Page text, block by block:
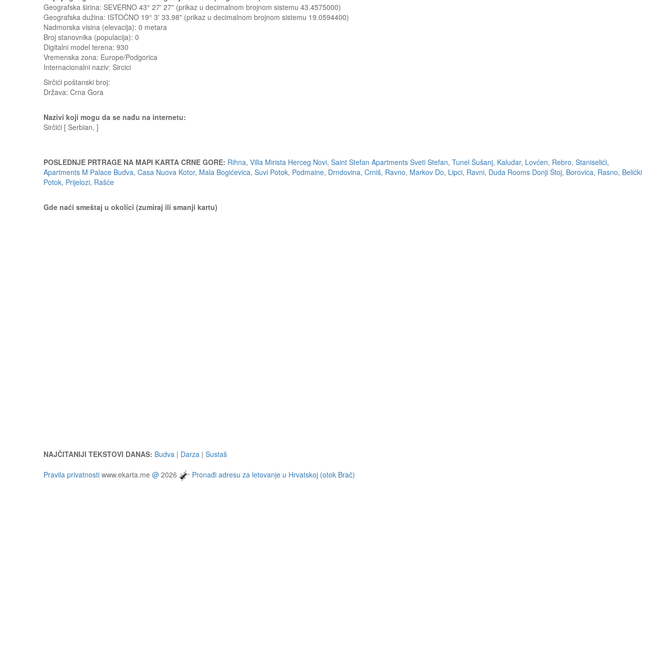
Geografska širina: SEVERNO 43° 27' 27" (prikaz u decimalnom brojnom sistemu 43.4575000)
Geografska dužina: ISTOČNO 19° 3' 33.98" (prikaz u decimalnom brojnom sistemu 19.0594400)
Nadmorska visina (elevacija): 0 metara
Broj stanovnika (populacija): 0
Digitalni model terena: 930
Vremenska zona: Europe/Podgorica
Internacionalni naziv: Sircici
Sirčići poštanski broj:
Država: Crna Gora
Nazivi koji mogu da se nađu na internetu:
Sirčići [ Serbian, ]
POSLEDNJE PRTRAGE NA MAPI KARTA CRNE GORE: Rihna, Villa Mirista Herceg Novi, Saint Stefan Apartments Sveti Stefan, Tunel Šušanj, Kaludar, Lovćen, Rebro, Staniselići,
Apartments M Palace Budva, Casa Nuova Kotor, Mala Bogićevica, Suvi Potok, Podmaine, Drndovina, Crniš, Ravno, Markov Do, Lipci, Ravni, Duda Rooms Donji Štoj, Borovica, Rasno, Belićki
Potok, Prijelozi, Rašće
Gde naći smeštaj u okolici (zumiraj ili smanji kartu)
NAJČITANIJI TEKSTOVI DANAS: Budva | Darza | Sustaš
Pravila privatnosti www.ekarta.me @ 2026 Pronađi adresu za letovanje u Hrvatskoj (otok Brač)